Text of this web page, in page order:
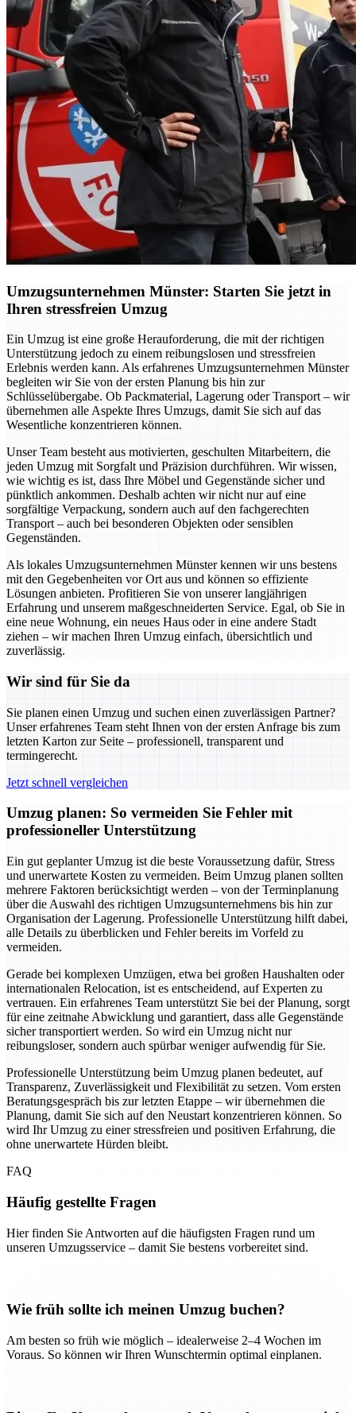
Umzugsunternehmen Münster: Starten Sie jetzt in
Ihren stressfreien Umzug
Ein Umzug ist eine große Herauforderung, die mit der richtigen
Unterstützung jedoch zu einem reibungslosen und stressfreien
Erlebnis werden kann. Als erfahrenes Umzugsunternehmen Münster
begleiten wir Sie von der ersten Planung bis hin zur
Schlüsselübergabe. Ob Packmaterial, Lagerung oder Transport – wir
übernehmen alle Aspekte Ihres Umzugs, damit Sie sich auf das
Wesentliche konzentrieren können.
Unser Team besteht aus motivierten, geschulten Mitarbeitern, die
jeden Umzug mit Sorgfalt und Präzision durchführen. Wir wissen,
wie wichtig es ist, dass Ihre Möbel und Gegenstände sicher und
pünktlich ankommen. Deshalb achten wir nicht nur auf eine
sorgfältige Verpackung, sondern auch auf den fachgerechten
Transport – auch bei besonderen Objekten oder sensiblen
Gegenständen.
Als lokales Umzugsunternehmen Münster kennen wir uns bestens
mit den Gegebenheiten vor Ort aus und können so effiziente
Lösungen anbieten. Profitieren Sie von unserer langjährigen
Erfahrung und unserem maßgeschneiderten Service. Egal, ob Sie in
eine neue Wohnung, ein neues Haus oder in eine andere Stadt
ziehen – wir machen Ihren Umzug einfach, übersichtlich und
zuverlässig.
Wir sind für Sie da
Sie planen einen Umzug und suchen einen zuverlässigen Partner?
Unser erfahrenes Team steht Ihnen von der ersten Anfrage bis zum
letzten Karton zur Seite – professionell, transparent und
termingerecht.
Jetzt schnell vergleichen
Umzug planen: So vermeiden Sie Fehler mit
professioneller Unterstützung
Ein gut geplanter Umzug ist die beste Voraussetzung dafür, Stress
und unerwartete Kosten zu vermeiden. Beim Umzug planen sollten
mehrere Faktoren berücksichtigt werden – von der Terminplanung
über die Auswahl des richtigen Umzugsunternehmens bis hin zur
Organisation der Lagerung. Professionelle Unterstützung hilft dabei,
alle Details zu überblicken und Fehler bereits im Vorfeld zu
vermeiden.
Gerade bei komplexen Umzügen, etwa bei großen Haushalten oder
internationalen Relocation, ist es entscheidend, auf Experten zu
vertrauen. Ein erfahrenes Team unterstützt Sie bei der Planung, sorgt
für eine zeitnahe Abwicklung und garantiert, dass alle Gegenstände
sicher transportiert werden. So wird ein Umzug nicht nur
reibungsloser, sondern auch spürbar weniger aufwendig für Sie.
Professionelle Unterstützung beim Umzug planen bedeutet, auf
Transparenz, Zuverlässigkeit und Flexibilität zu setzen. Vom ersten
Beratungsgespräch bis zur letzten Etappe – wir übernehmen die
Planung, damit Sie sich auf den Neustart konzentrieren können. So
wird Ihr Umzug zu einer stressfreien und positiven Erfahrung, die
ohne unerwartete Hürden bleibt.
FAQ
Häufig gestellte Fragen
Hier finden Sie Antworten auf die häufigsten Fragen rund um
unseren Umzugsservice – damit Sie bestens vorbereitet sind.
Wie früh sollte ich meinen Umzug buchen?
Am besten so früh wie möglich – idealerweise 2–4 Wochen im
Voraus. So können wir Ihren Wunschtermin optimal einplanen.